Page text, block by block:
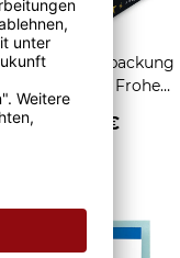
Geschenkverpackung
für Tassen - Frohe
Weihnachten - HO HO
HO - schwarz
2,95 €